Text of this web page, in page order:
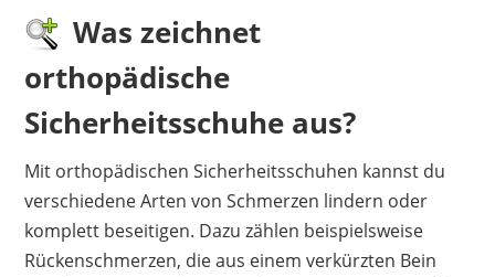
gering und die Schuhe sind zuverlässig
atmungsaktiv. Durch die ESD-Tauglichkeit und
das bequeme Tragegefühl schätzen die
RezensentInnen die vielseitigen Einsatzgebiete
für dieses Modell. Allerdings bedarf es etwas
Geduld, bis der Schuh eingelaufen ist, da er sich
zunächst als etwas steif erweist. Insgesamt
erscheint das Preis-Leistungs-Verhältnis jedoch
als hervorragend.
Was zeichnet
orthopädische
Sicherheitsschuhe aus?
Mit orthopädischen Sicherheitsschuhen kannst du
verschiedene Arten von Schmerzen lindern oder
komplett beseitigen. Dazu zählen beispielsweise
Rückenschmerzen, die aus einem verkürzten Bein